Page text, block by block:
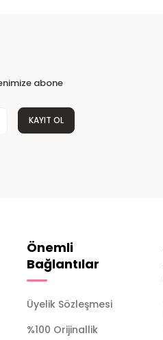
abone
KAYIT OL
Önemli
Bağlantılar
Üyelik Sözleşmesi
%100 Orijinallik